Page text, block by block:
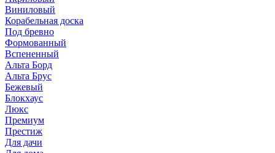
Виниловый
Корабельная доска
Под бревно
Формованный
Вспененный
Альта Борд
Альта Брус
Бежевый
Блокхаус
Люкс
Премиум
Престиж
Для дачи